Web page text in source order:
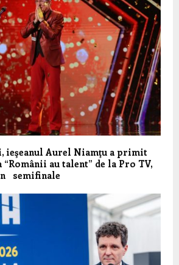
ieşeanul Aurel Niamţu a primit
“Românii au talent” de la Pro TV,
semifinale